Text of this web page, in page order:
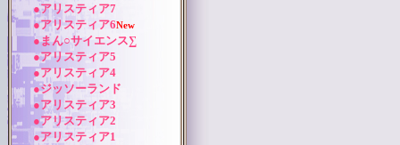
●アリスティア7
●アリスティア6New
●まん○サイエンス∑
●アリスティア5
●アリスティア4
●ジッソーランド
●アリスティア3
●アリスティア2
●アリスティア1